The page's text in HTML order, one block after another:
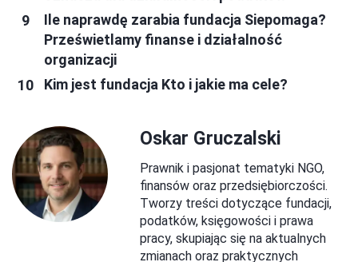
Ile naprawdę zarabia fundacja Siepomaga?
Prześwietlamy finanse i działalność
organizacji
Kim jest fundacja Kto i jakie ma cele?
Oskar Gruczalski
Prawnik i pasjonat tematyki NGO,
finansów oraz przedsiębiorczości.
Tworzy treści dotyczące fundacji,
podatków, księgowości i prawa
pracy, skupiając się na aktualnych
zmianach oraz praktycznych